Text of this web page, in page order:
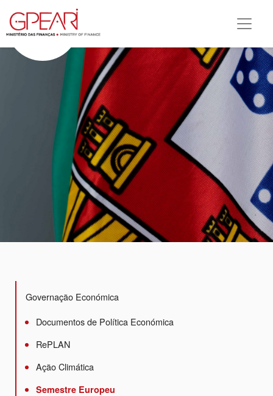
Governação Económica
Documentos de Política Económica
RePLAN
Ação Climática
Semestre Europeu